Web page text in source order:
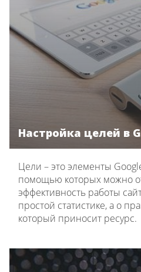
Настройка целей в
Цели – это элементы
помощью которых можно
эффективность работы
простой статистике, а о
который приносит ресурс.